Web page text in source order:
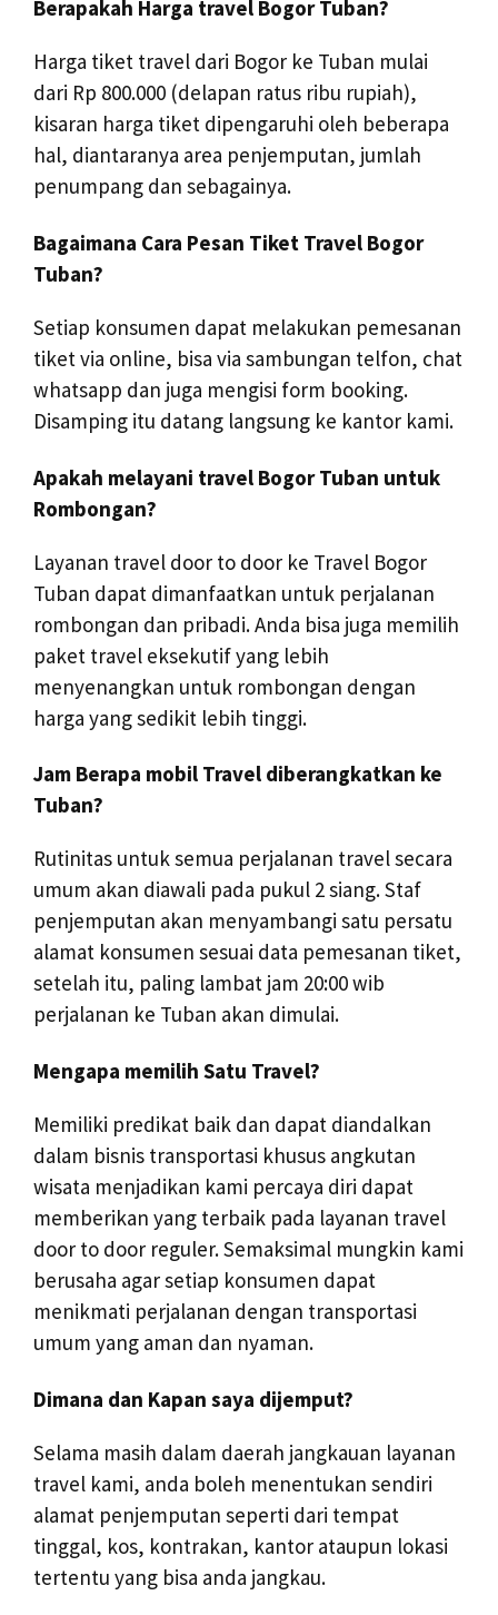
Berapakah Harga travel Bogor Tuban?
Harga tiket travel dari Bogor ke Tuban mulai
dari Rp 800.000 (delapan ratus ribu rupiah),
kisaran harga tiket dipengaruhi oleh beberapa
hal, diantaranya area penjemputan, jumlah
penumpang dan sebagainya.
Bagaimana Cara Pesan Tiket Travel Bogor
Tuban?
Setiap konsumen dapat melakukan pemesanan
tiket via online, bisa via sambungan telfon, chat
whatsapp dan juga mengisi form booking.
Disamping itu datang langsung ke kantor kami.
Apakah melayani travel Bogor Tuban untuk
Rombongan?
Layanan travel door to door ke Travel Bogor
Tuban dapat dimanfaatkan untuk perjalanan
rombongan dan pribadi. Anda bisa juga memilih
paket travel eksekutif yang lebih
menyenangkan untuk rombongan dengan
harga yang sedikit lebih tinggi.
Jam Berapa mobil Travel diberangkatkan ke
Tuban?
Rutinitas untuk semua perjalanan travel secara
umum akan diawali pada pukul 2 siang. Staf
penjemputan akan menyambangi satu persatu
alamat konsumen sesuai data pemesanan tiket,
setelah itu, paling lambat jam 20:00 wib
perjalanan ke Tuban akan dimulai.
Mengapa memilih Satu Travel?
Memiliki predikat baik dan dapat diandalkan
dalam bisnis transportasi khusus angkutan
wisata menjadikan kami percaya diri dapat
memberikan yang terbaik pada layanan travel
door to door reguler. Semaksimal mungkin kami
berusaha agar setiap konsumen dapat
menikmati perjalanan dengan transportasi
umum yang aman dan nyaman.
Dimana dan Kapan saya dijemput?
Selama masih dalam daerah jangkauan layanan
travel kami, anda boleh menentukan sendiri
alamat penjemputan seperti dari tempat
tinggal, kos, kontrakan, kantor ataupun lokasi
tertentu yang bisa anda jangkau.